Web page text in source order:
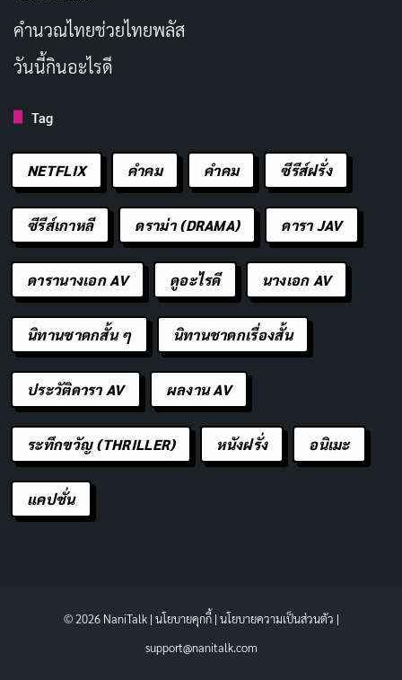
คํานวณไทยช่วยไทยพลัส
วันนี้กินอะไรดี
Tag
NETFLIX คำคม คําคม ซีรีส์ฝรั่ง
ซีรีส์เกาหลี ดราม่า (DRAMA) ดารา JAV
ดารานางเอก AV ดูอะไรดี นางเอก AV
นิทานชาดกสั้น ๆ นิทานชาดกเรื่องสั้น
ประวัติดารา AV ผลงาน AV
ระทึกขวัญ (THRILLER) หนังฝรั่ง อนิเมะ
แคปชั่น
© 2026 NaniTalk | นโยบายคุกกี้| นโยบายความเป็นส่วนตัว |
support@nanitalk.com